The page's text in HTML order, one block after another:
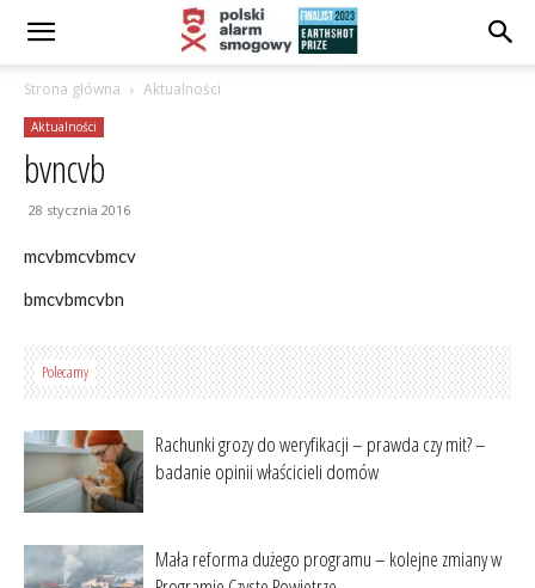
Strona główna Aktualności
Aktualności
bvncvb
28 stycznia 2016
mcvbmcvbmcv
bmcvbmcvbn
Polecamy
Rachunki grozy do weryfikacji – prawda czy mit? –
badanie opinii właścicieli domów
Mała reforma dużego programu – kolejne zmiany w